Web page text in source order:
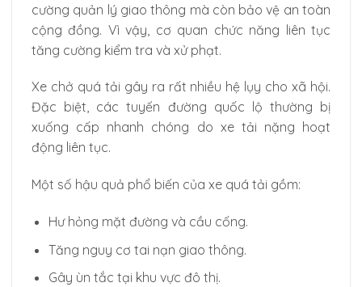
cường quản lý giao thông mà còn bảo vệ an toàn
cộng đồng. Vì vậy, cơ quan chức năng liên tục
tăng cường kiểm tra và xử phạt.
Xe chở quá tải gây ra rất nhiều hệ lụy cho xã hội.
Đặc biệt, các tuyến đường quốc lộ thường bị
xuống cấp nhanh chóng do xe tải nặng hoạt
động liên tục.
Một số hậu quả phổ biến của xe quá tải gồm:
Hư hỏng mặt đường và cầu cống.
Tăng nguy cơ tai nạn giao thông.
Gây ùn tắc tại khu vực đô thị.